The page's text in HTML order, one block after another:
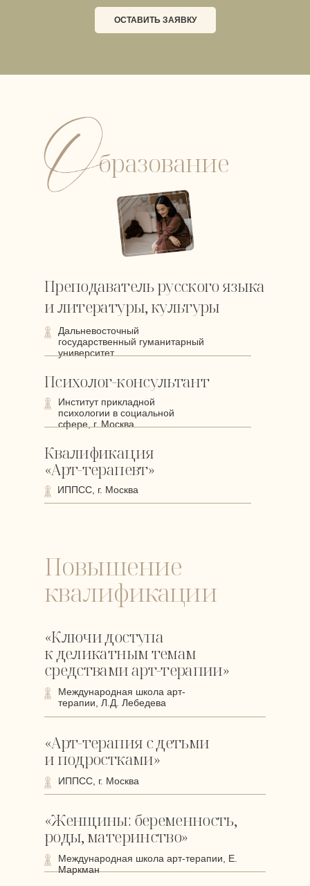
ОСТАВИТЬ ЗАЯВКУ
Преподаватель русского языка
и литературы, культуры
бразование
Дальневосточный
государственный гуманитарный
университет
Психолог-консультант
Институт прикладной
психологии в социальной
сфере, г. Москва
Квалификация
«Арт-терапевт»
ИППСС, г. Москва
«Ключи доступа
к деликатным темам
средствами арт-терапии»
Повышение
квалификации
«Арт-терапия с детьми
и подростками»
«Женщины: беременность,
роды, материнство»
Международная школа арт-
терапии, Л.Д. Лебедева
ИППСС, г. Москва
Международная школа арт-терапии, Е.
Маркман